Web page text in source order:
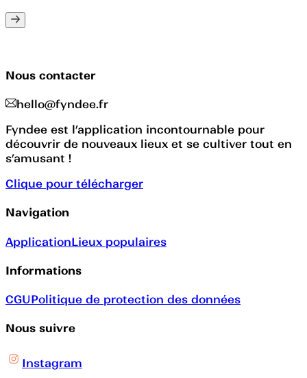
Nous contacter
hello@fyndee.fr
Fyndee est l’application incontournable pour
découvrir de nouveaux lieux et se cultiver tout en
s’amusant !
Clique pour télécharger
Navigation
ApplicationLieux populaires
Informations
CGUPolitique de protection des données
Nous suivre
Instagram